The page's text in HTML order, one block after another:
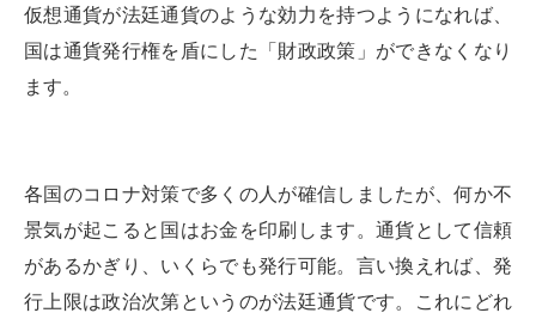
仮想通貨が法廷通貨のような効力を持つようになれば、
国は通貨発行権を盾にした「財政政策」ができなくなり
ます。
各国のコロナ対策で多くの人が確信しましたが、何か不
景気が起こると国はお金を印刷します。通貨として信頼
があるかぎり、いくらでも発行可能。言い換えれば、発
行上限は政治次第というのが法廷通貨です。これにどれ